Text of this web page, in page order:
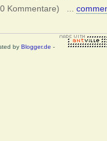
Kommentare) ...
by Blogger.de -